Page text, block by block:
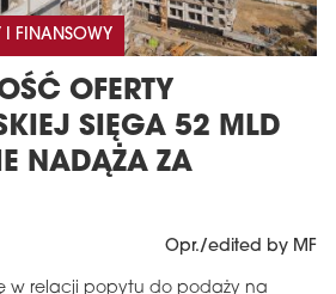
I FINANSOWY
OFERTY
SIĘGA 52 MLD
NADĄŻA ZA
Opr./edited by MF
w relacji popytu do podaży na